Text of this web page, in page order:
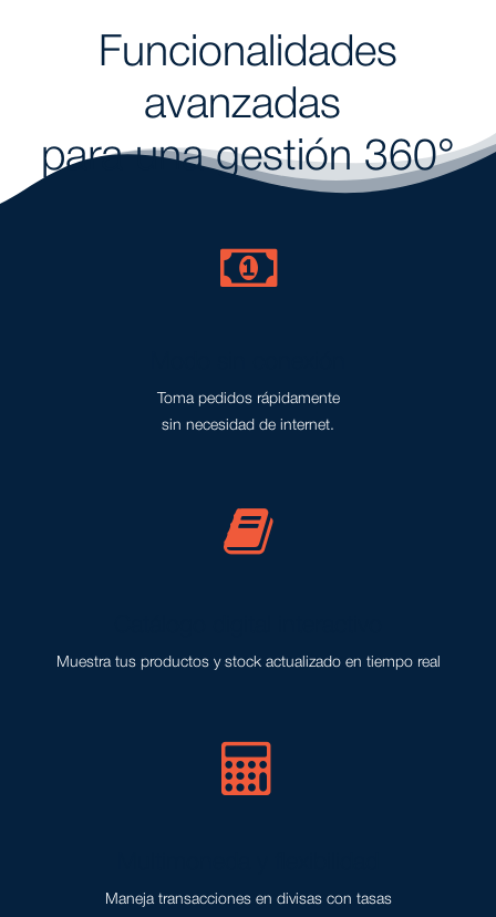
Funcionalidades
avanzadas
para una gestión 360°
Toma pedidos rápidamente
sin necesidad de internet.
Muestra tus productos y stock actualizado en tiempo real
Maneja transacciones en divisas con tasas